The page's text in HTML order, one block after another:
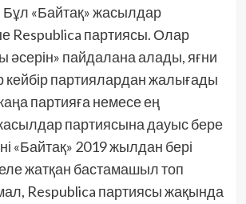
«Байтақ» жасылдар
Respublica партиясы. Олар
әсерін» пайдалана алады, яғни
партиялардан жалығады
партияға немесе ең
партиясына дауыс бере
«Байтақ» 2019 жылдан бері
жатқан бастамашыл топ
Respublica партиясы жақында